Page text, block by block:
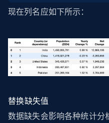
现在列名应如下所示：
替换缺失值
数据缺失会影响各种统计分